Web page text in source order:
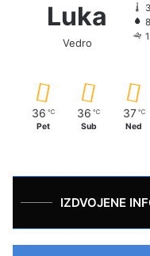
Luka
Vedro
36 ℃
Pet
36 ℃
Sub
37 ℃
Ned
IZDVOJENE